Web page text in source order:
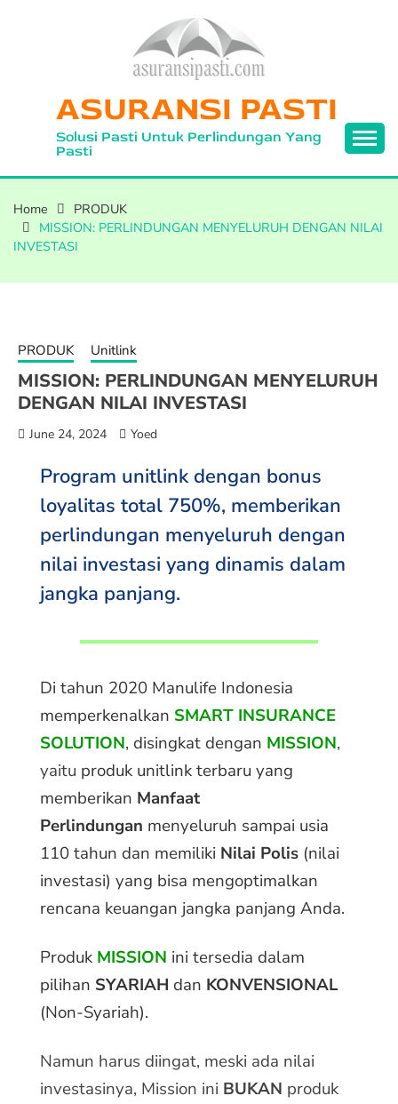
ASURANSI PASTI
Solusi Pasti Untuk Perlindungan Yang
Pasti
Home
PRODUK
MISSION: PERLINDUNGAN MENYELURUH DENGAN NILAI
INVESTASI
PRODUK Unitlink
MISSION: PERLINDUNGAN MENYELURUH
DENGAN NILAI INVESTASI
June 24, 2024 Yoed
Program unitlink dengan bonus
loyalitas total 750%, memberikan
perlindungan menyeluruh dengan
nilai investasi yang dinamis dalam
jangka panjang.
Di tahun 2020 Manulife Indonesia
memperkenalkan SMART INSURANCE
SOLUTION, disingkat dengan MISSION,
yaitu produk unitlink terbaru yang
memberikan Manfaat
Perlindungan menyeluruh sampai usia
110 tahun dan memiliki Nilai Polis (nilai
investasi) yang bisa mengoptimalkan
rencana keuangan jangka panjang Anda.
Produk MISSION ini tersedia dalam
pilihan SYARIAH dan KONVENSIONAL
(Non-Syariah).
Namun harus diingat, meski ada nilai
investasinya, Mission ini BUKAN produk